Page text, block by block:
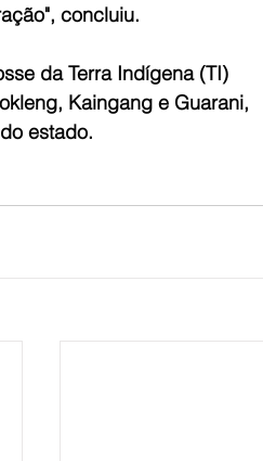
concluiu.
da Terra Indígena (TI)
Kaingang e Guarani,
estado.